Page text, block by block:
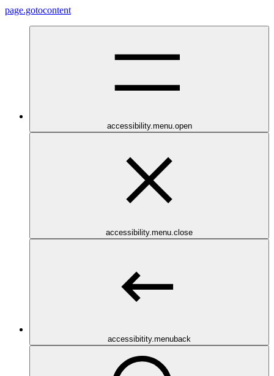
page.gotocontent
accessibility.menu.open
accessibility.menu.close
accessibitity.menuback